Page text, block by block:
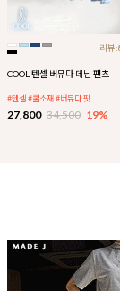
리뷰
COOL 텐셀 버뮤다 데님 팬츠
#텐셀 #쿨소재 #버뮤다 핏
27,800 34,500 19%